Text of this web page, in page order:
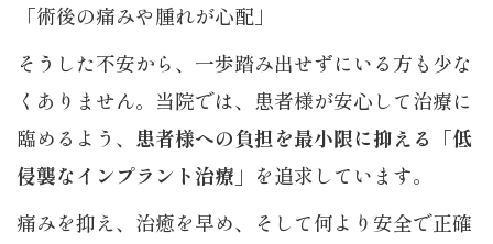
「術後の痛みや腫れが心配」
そうした不安から、一歩踏み出せずにいる方も少な
くありません。当院では、患者様が安心して治療に
臨めるよう、 患者様への負担を最小限に抑える「低
侵襲なインプラント治療」 を追求しています。
痛みを抑え、治癒を早め、そして何より安全で正確